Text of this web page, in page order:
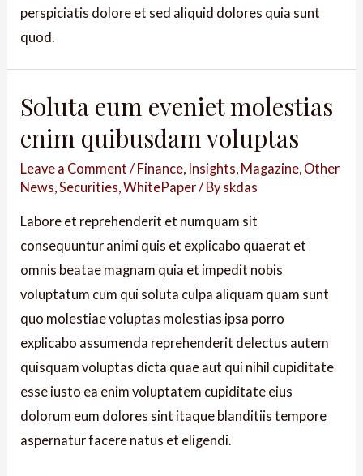
perspiciatis dolore et sed aliquid dolores quia sunt
quod.
Soluta eum eveniet molestias
enim quibusdam voluptas
Leave a Comment / Finance Insights Magazine Other
News Securities ,WhitePaper / By skdas
Labore et reprehenderit et numquam sit
consequuntur animi quis et explicabo quaerat et
omnis beatae magnam quia et impedit nobis
voluptatum cum qui soluta culpa aliquam quam sunt
quo molestiae voluptas molestias ipsa porro
explicabo assumenda reprehenderit delectus autem
quisquam voluptas dicta quae aut qui nihil cupiditate
esse iusto ea enim voluptatem cupiditate eius
dolorum eum dolores sint itaque blanditiis tempore
aspernatur facere natus et eligendi.